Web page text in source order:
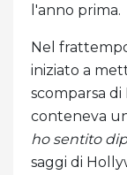
l'anno prima.
Nel
iniziato a
scomparsa
conteneva
ho sentito
saggi di